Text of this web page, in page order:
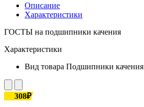
Описание
Характеристики
ГОСТЫ на подшипники качения
Характеристики
Вид товара Подшипники качения
308₽